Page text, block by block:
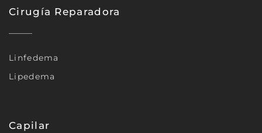
Cirugía Reparadora
Linfedema
Lipedema
Capilar